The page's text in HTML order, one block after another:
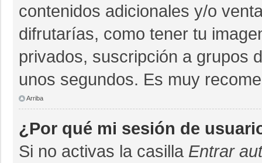
contenidos adicionales y/o
difrutarías, como tener tu
privados, suscripción a grupos
unos segundos. Es muy
Arriba
¿Por qué mi sesión de
Si no activas la casilla Entrar